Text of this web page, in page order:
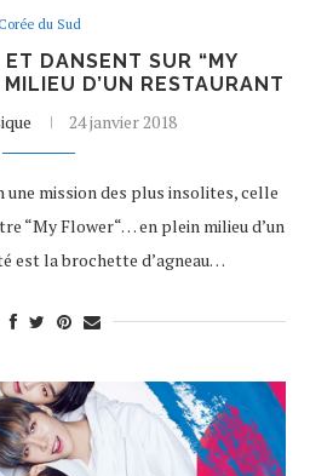
Corée du Sud
DANSENT SUR “MY
D’UN RESTAURANT
24 janvier 2018
une mission des plus insolites, celle
“My Flower“… en plein milieu d’un
est la brochette d’agneau…